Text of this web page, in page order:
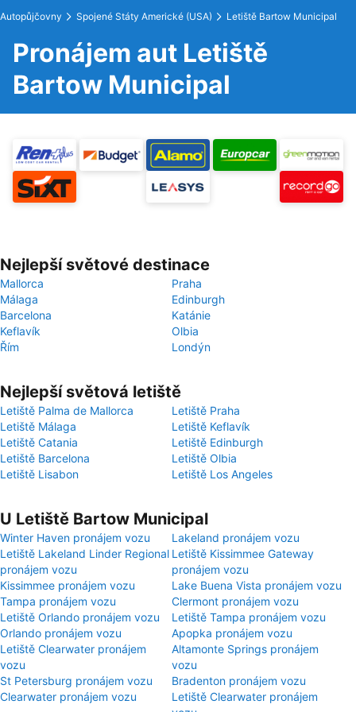
Autopůjčovny Spojené Státy Americké (USA) Letiště Bartow Municipal
Pronájem aut Letiště
Bartow Municipal
Nejlepší světové destinace
Mallorca
Praha
Málaga
Edinburgh
Barcelona
Katánie
Keflavík
Olbia
Řím
Londýn
Nejlepší světová letiště
Letiště Palma de Mallorca
Letiště Praha
Letiště Málaga
Letiště Keflavík
Letiště Catania
Letiště Edinburgh
Letiště Barcelona
Letiště Olbia
Letiště Lisabon
Letiště Los Angeles
U Letiště Bartow Municipal
Winter Haven pronájem vozu
Lakeland pronájem vozu
Letiště Lakeland Linder Regional
pronájem vozu
Letiště Kissimmee Gateway
pronájem vozu
Kissimmee pronájem vozu
Lake Buena Vista pronájem vozu
Tampa pronájem vozu
Clermont pronájem vozu
Letiště Orlando pronájem vozu
Letiště Tampa pronájem vozu
Orlando pronájem vozu
Apopka pronájem vozu
Letiště Clearwater pronájem
vozu
Altamonte Springs pronájem
vozu
St Petersburg pronájem vozu
Bradenton pronájem vozu
Clearwater pronájem vozu
Letiště Clearwater pronájem